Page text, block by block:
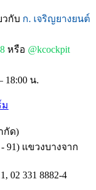
กับ ก. เจริญยางยนต์
หรือ @kcockpit
18:00 น.
กัด)
91) แขวงบางจาก
02 331 8882-4